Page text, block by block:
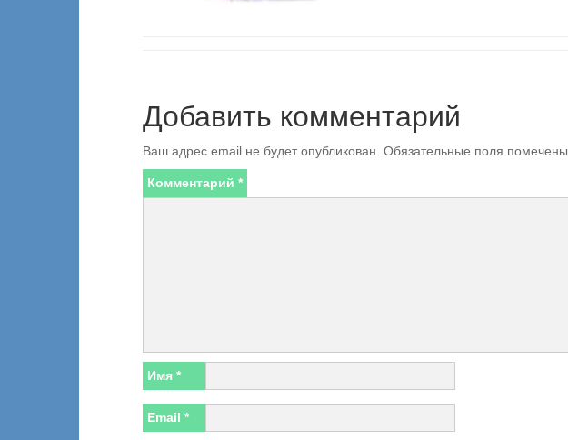
Добавить комментарий
Ваш адрес email не будет опубликован. Обязательные поля помечены
Комментарий *
Имя *
Email *